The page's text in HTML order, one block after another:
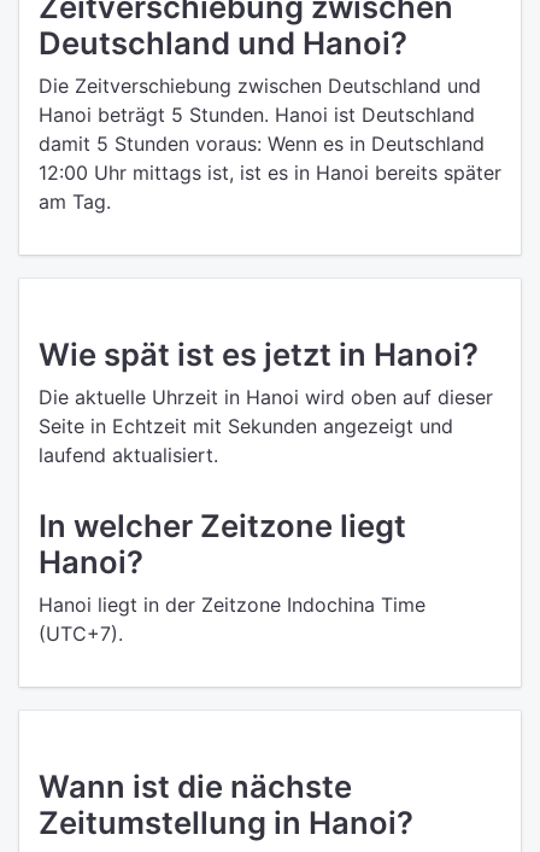
Deutschland und Hanoi?
Die Zeitverschiebung zwischen Deutschland und
Hanoi beträgt 5 Stunden. Hanoi ist Deutschland
damit 5 Stunden voraus: Wenn es in Deutschland
12:00 Uhr mittags ist, ist es in Hanoi bereits später
am Tag.
Wie spät ist es jetzt in Hanoi?
Die aktuelle Uhrzeit in Hanoi wird oben auf dieser
Seite in Echtzeit mit Sekunden angezeigt und
laufend aktualisiert.
In welcher Zeitzone liegt
Hanoi?
Hanoi liegt in der Zeitzone Indochina Time
(UTC+7).
Wann ist die nächste
Zeitumstellung in Hanoi?